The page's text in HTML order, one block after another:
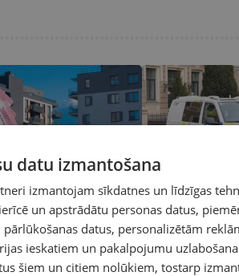
nodokļa ziņā
ar dārdzību
Dzērājšoferi ar
izraisa
Kuldīgas novadā
datu izmantošana
izmantojam sīkdatnes un līdzīgas
un apstrādātu personas datus,
datus, personalizētām
ieskatiem un pakalpojumu
šiem un citiem nolūkiem, tostarp